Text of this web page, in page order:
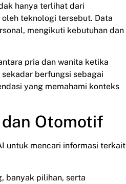
hanya terlihat dari
teknologi tersebut. Data
mengikuti kebutuhan dan
pria dan wanita ketika
berfungsi sebagai
yang memahami konteks
Otomotif
untuk mencari informasi terkait
banyak pilihan, serta